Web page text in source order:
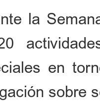
la
en
sobre